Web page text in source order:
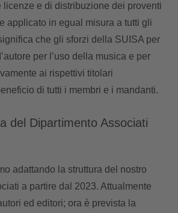
licenze e di distribuzione dei proventi
applicato in egual misura a tutti gli
che gli sforzi della SUISA per
per l’uso della musica e per
ai rispettivi titolari
di tutti i membri e i mandanti.
del Dipartimento Associati
adattando la struttura del nostro
a partire dal 2023. Attualmente
ed editori; ora è prevista la